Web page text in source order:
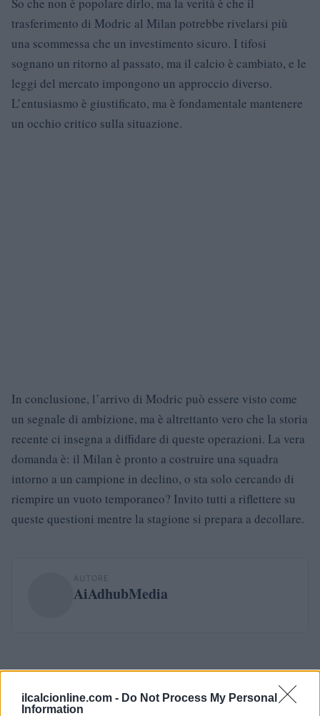
ilcalcionline.com - Do Not Process My Personal
Information
trasferimento di Modric al Milan potrebbe rivelarsi più
una scommessa che un investimento sicuro. I tifosi
sognano un ritorno al passato, ma il calcio è cambiato, e le
leggi del mercato impongono un approccio diverso.
L’entusiasmo è giustificato, ma è fondamentale mantenere
un occhio critico sulla situazione.
In conclusione, l’arrivo di Modric può essere visto come
un segnale di ambizione, ma è altrettanto vero che la storia
recente ci insegna a diffidare di queste operazioni. La vera
domanda è: il Milan è pronto a costruire una squadra
intorno a un campione in declino, o sta solo cercando di
riempire un vuoto temporaneo? Invito tutti a riflettere su
queste questioni mentre la stagione si prepara a decollare.
AUTORE
AiAdhubMedia